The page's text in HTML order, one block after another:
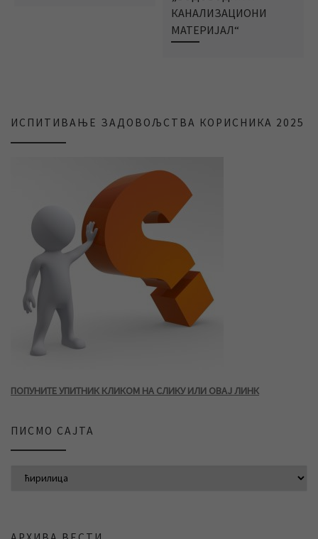
КАНАЛИЗАЦИОНИ
МАТЕРИЈАЛ“
ИСПИТИВАЊЕ ЗАДОВОЉСТВА КОРИСНИКА 2025
ПОПУНИТЕ УПИТНИК КЛИКОМ НА СЛИКУ ИЛИ ОВАЈ ЛИНК
ПИСМО САЈТА